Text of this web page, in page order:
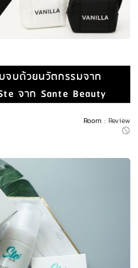
จบด้วยนวัตกรรมจาก
จาก Sante Beauty
Room : Review